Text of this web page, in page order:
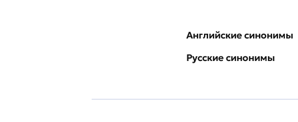
Английские синонимы
Русские синонимы